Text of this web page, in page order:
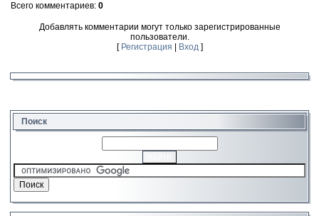
Всего комментариев: 0
Добавлять комментарии могут только зарегистрированные
пользователи.
[ Регистрация Вход]
Поиск